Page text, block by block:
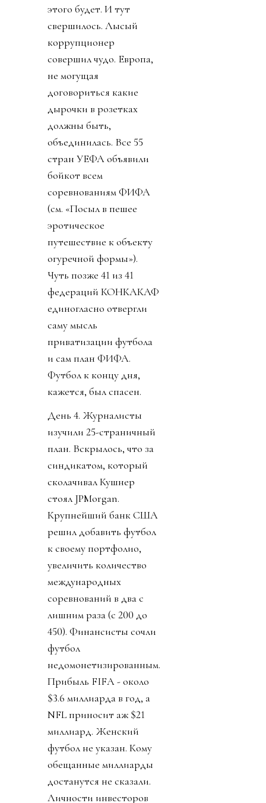
этого будет. И тут
свершилось. Лысый
коррупционер
совершил чудо. Европа,
не могущая
договориться какие
дырочки в розетках
должны быть,
объединилась. Все 55
стран УЕФА объявили
бойкот всем
соревнованиям ФИФА
(см. «Посыл в пешее
эротическое
путешествие к объекту
огуречной формы»).
Чуть позже 41 из 41
федераций КОНКАКАФ
единогласно отвергли
саму мысль
приватизации футбола
и сам план ФИФА.
Футбол к концу дня,
кажется, был спасен.
День 4. Журналисты
изучили 25-страничный
план. Вскрылось, что за
синдикатом, который
сколачивал Кушнер
стоял JPMorgan.
Крупнейший банк США
решил добавить футбол
к своему портфолио,
увеличить количество
международных
соревнований в два с
лишним раза (с 200 до
450). Финансисты сочли
футбол
недомонетизированным.
Прибыль FIFA - около
$3.6 миллиарда в год, а
NFL приносит аж $21
миллиард. Женский
футбол не указан. Кому
обещанные миллиарды
достанутся не сказали.
Личности инвесторов